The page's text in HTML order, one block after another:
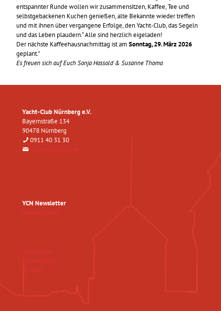
entspannter Runde wollen wir zusammensitzen, Kaffee, Tee und
selbstgebackenen Kuchen genießen, alte Bekannte wieder treffen
und mit ihnen über vergangene Erfolge, den Yacht-Club, das Segeln
und das Leben plaudern.“ Alle sind herzlich eigeladen!
Der nächste Kaffeehausnachmittag ist am Sonntag, 29. März 2026
geplant."
Es freuen sich auf Euch Sonja Hassold & Susanne Thoma
Yacht-Club Nürnberg e.V.
Bayernstraße 134
90478 Nürnberg
0911 40 31 30
clubhaus@ycn.de
YCN Newsletter
Hier eintragen
Impressum
Datenschutz
Kontakt